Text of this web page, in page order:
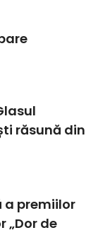
răsună din
a premiilor
„Dor de